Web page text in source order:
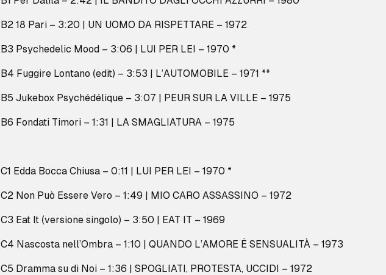
B2 18 Pari – 3:20 | UN UOMO DA RISPETTARE – 1972
B3 Psychedelic Mood – 3:06 | LUI PER LEI – 1970 *
B4 Fuggire Lontano (edit) – 3:53 | L’AUTOMOBILE – 1971 **
B5 Jukebox Psychédélique – 3:07 | PEUR SUR LA VILLE – 1975
B6 Fondati Timori – 1:31 | LA SMAGLIATURA – 1975
C1 Edda Bocca Chiusa – 0:11 | LUI PER LEI – 1970 *
C2 Non Può Essere Vero – 1:49 | MIO CARO ASSASSINO – 1972
C3 Eat It (versione singolo) – 3:50 | EAT IT – 1969
C4 Nascosta nell’Ombra – 1:10 | QUANDO L’AMORE Ė SENSUALITÀ – 1973
C5 Dramma su di Noi – 1:36 | SPOGLIATI, PROTESTA, UCCIDI – 1972